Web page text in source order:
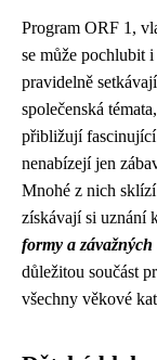
Program ORF 1,
se může pochlubit
pravidelně
společenská témata,
přibližují
nenabízejí jen
Mnohé z nich
získávají si uznání
formy a závažných
důležitou součást
všechny věkové